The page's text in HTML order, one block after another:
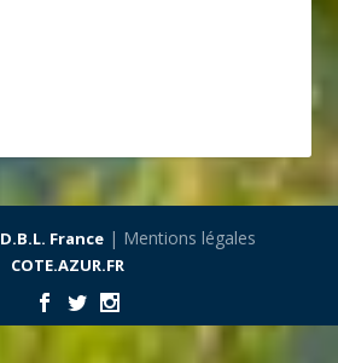
D.B.L. France| Mentions légales
COTE.AZUR.FR